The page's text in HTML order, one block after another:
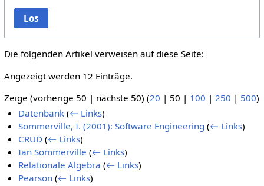
Los
Die folgenden Artikel verweisen auf diese Seite:
Angezeigt werden 12 Einträge.
Zeige (vorherige 50 | nächste 50) (20 | 50 | 100 | 250 | 500)
Datenbank (← Links)
Sommerville, I. (2001): Software Engineering (← Links)
CRUD (← Links)
Ian Sommerville (← Links)
Relationale Algebra (← Links)
Pearson (← Links)